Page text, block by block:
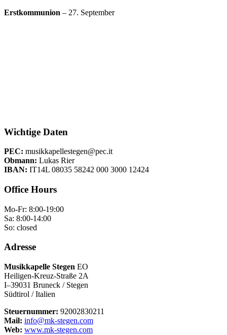
Erstkommunion – 27. September
Wichtige Daten
PEC: musikkapellestegen@pec.it
Obmann: Lukas Rier
IBAN: IT14L 08035 58242 000 3000 12424
Office Hours
Mo-Fr: 8:00-19:00
Sa: 8:00-14:00
So: closed
Adresse
Musikkapelle Stegen EO
Heiligen-Kreuz-Straße 2A
I–39031 Bruneck / Stegen
Südtirol / Italien
Steuernummer: 92002830211
Mail: info@mk-stegen.com
Web: www.mk-stegen.com